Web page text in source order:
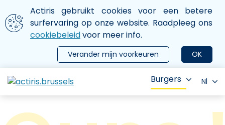
Aller au contenu principal
We gebruiken cookies
Actiris gebruikt cookies voor een betere
surfervaring op onze website. Raadpleeg ons
cookiebeleidvoor meer info.
OK
Verander mijn voorkeuren
le menu
Burgers Nl